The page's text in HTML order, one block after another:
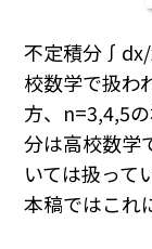
不定積分 ∫ dx/
校数学で扱わ
方、 n=3,4,5
分は高校数学
いては扱って
本稿ではこれ